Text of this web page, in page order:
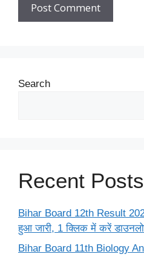
Search
Recent Posts
Bihar Board 12th Result
हुआ जारी, 1 क्लिक में करें
Bihar Board 11th Biology